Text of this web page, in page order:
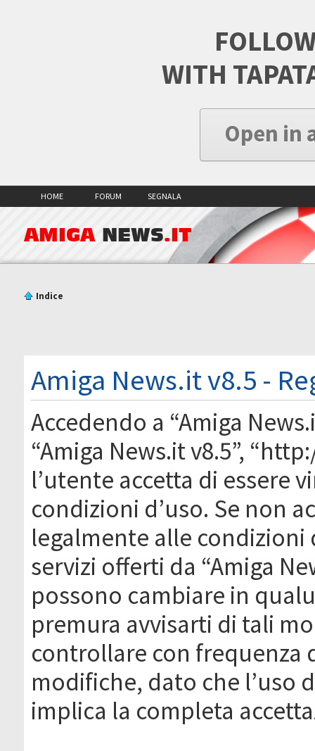
WITH
Open in
HOME FORUM SEGNALA
AMIGA NEWS.IT
Indice
Amiga News.it v8.5 -
Accedendo a “Amiga
“Amiga News.it v8.5”,
l’utente accetta di essere
condizioni d’uso. Se non
legalmente alle condizioni
servizi offerti da “Amiga
possono cambiare in
premura avvisarti di tali
controllare con frequenza
modifiche, dato che l’uso
implica la completa